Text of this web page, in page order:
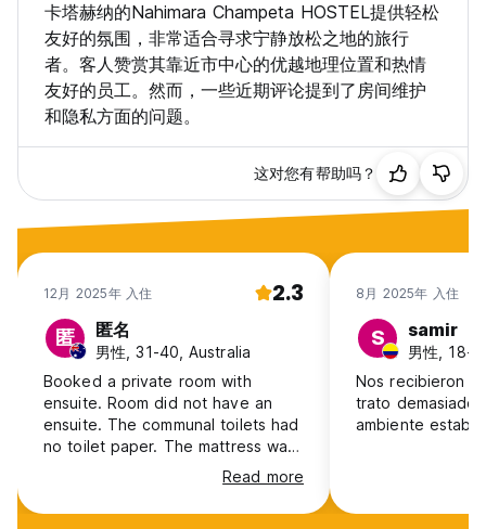
卡塔赫纳的Nahimara Champeta HOSTEL提供轻松
友好的氛围，非常适合寻求宁静放松之地的旅行
者。客人赞赏其靠近市中心的优越地理位置和热情
友好的员工。然而，一些近期评论提到了房间维护
和隐私方面的问题。
这对您有帮助吗？
12月 2025年 入住 2.3
匿 匿名
男性, 31-40, Australia
Booked a private room with
ensuite. Room did not have an
ensuite. The communal toilets had
no toilet paper. The mattress was
filthy. The air conditioner did not
work. The floor had holes all
through it. The step into my
Read more
8月 2025年 入住
S samir
男性, 18-
Nos recibieron
trato demasiado
ambiente estaba